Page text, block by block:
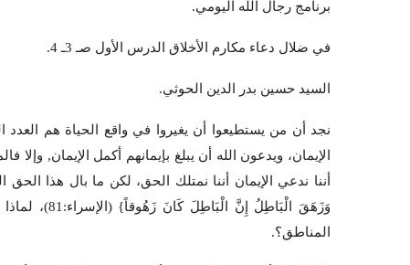
برنامج رجال الله اليومي.
في ضلال دعاء مكارم الأخلاق الدرس الأول صـ 3ـ 4.
السيد حسين بدر الدين الحوثي.
نجد أن من يستطيعوا أن يغيروا في واقع الحياة هم العدد
الإيمان، ويدعون الله أن يبلغ بإيمانهم أكمل الإيمان,
أننا ندعي الإيمان أننا نمتلك الحق، لكن ما بال هذا
وَزَهَقَ الْبَاطِلُ
المناطق؟.